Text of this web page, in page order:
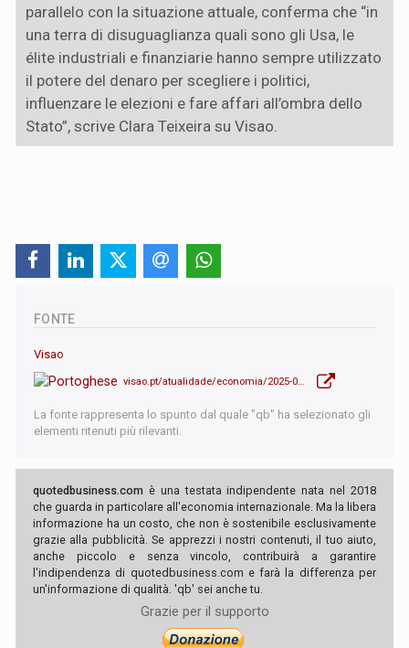
parallelo con la situazione attuale, conferma che “in
una terra di disuguaglianza quali sono gli Usa, le
élite industriali e finanziarie hanno sempre utilizzato
il potere del denaro per scegliere i politici,
influenzare le elezioni e fare affari all’ombra dello
Stato”, scrive Clara Teixeira su Visao.
FONTE
Visao
visao.pt/atualidade/economia/2025-01-25-rockefeller-j-p-morgan-e-henry-ford-como-os-primeiros-magnatas-influenciaram-a-politica-americana/
La fonte rappresenta lo spunto dal quale "qb" ha selezionato gli
elementi ritenuti più rilevanti.
quotedbusiness.com è una testata indipendente nata nel 2018
che guarda in particolare all'economia internazionale. Ma la libera
informazione ha un costo, che non è sostenibile esclusivamente
grazie alla pubblicità. Se apprezzi i nostri contenuti, il tuo aiuto,
anche piccolo e senza vincolo, contribuirà a garantire
l'indipendenza di quotedbusiness.com e farà la differenza per
un'informazione di qualità. 'qb' sei anche tu.
Grazie per il supporto